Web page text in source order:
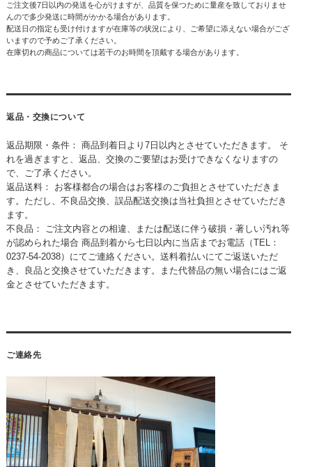
ご注文後7日以内の発送を心がけますが、品質を保つために量産を致しておりませ
んので多少発送に時間がかかる場合があります。
配送日の指定も受け付けますが在庫等の状況により、ご希望に添えない場合がござ
いますので予めご了承ください。
在庫切れの商品については若干のお時間を頂戴する場合があります。
返品・交換について
返品期限・条件： 商品到着日より7日以内とさせていただきます。 そ
れを過ぎますと、返品、交換のご要望はお受けできなくなりますの
で、ご了承ください。
返品送料： お客様都合の場合はお客様のご負担とさせていただきま
す。ただし、不良品交換、誤品配送交換は当社負担とさせていただき
ます。
不良品： ご注文内容との相違、または配送に伴う破損・著しい汚れ等
が認められた場合 商品到着から七日以内に当店までお電話（TEL：
0237-54-2038）にてご連絡ください。送料着払いにてご返送いただ
き、良品と交換させていただきます。また代替品の無い場合にはご返
金とさせていただきます。
ご連絡先